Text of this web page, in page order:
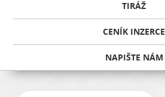
TIRÁŽ
CENÍK INZERCE
NAPIŠTE NÁM